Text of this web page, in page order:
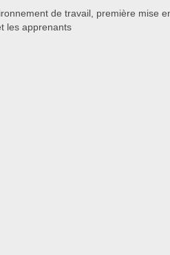
de travail, première mise
les apprenants